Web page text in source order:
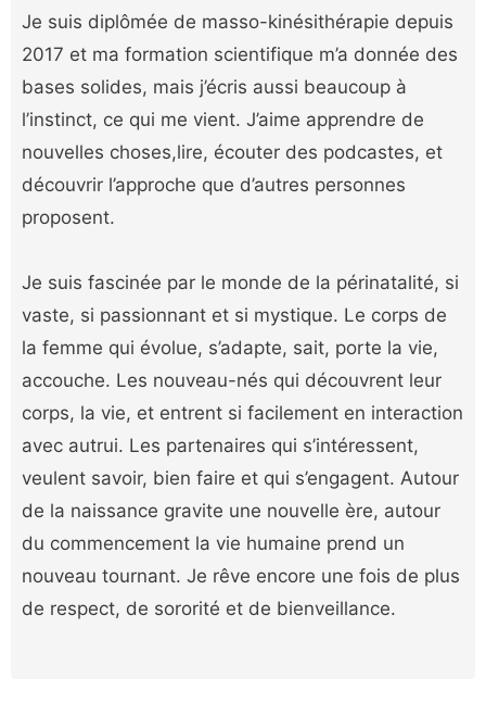
Je suis diplômée de masso-kinésithérapie depuis
2017 et ma formation scientifique m’a donnée des
bases solides, mais j’écris aussi beaucoup à
l’instinct, ce qui me vient. J’aime apprendre de
nouvelles choses,lire, écouter des podcastes, et
découvrir l’approche que d’autres personnes
proposent.
Je suis fascinée par le monde de la périnatalité, si
vaste, si passionnant et si mystique. Le corps de
la femme qui évolue, s’adapte, sait, porte la vie,
accouche. Les nouveau-nés qui découvrent leur
corps, la vie, et entrent si facilement en interaction
avec autrui. Les partenaires qui s’intéressent,
veulent savoir, bien faire et qui s’engagent. Autour
de la naissance gravite une nouvelle ère, autour
du commencement la vie humaine prend un
nouveau tournant. Je rêve encore une fois de plus
de respect, de sororité et de bienveillance.